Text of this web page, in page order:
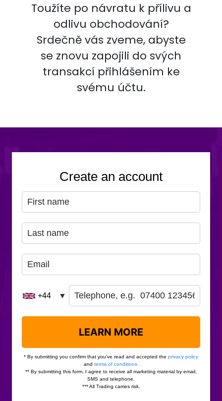
Toužíte po návratu k přílivu a
odlivu obchodování?
Srdečně vás zveme, abyste
se znovu zapojili do svých
transakcí přihlášením ke
svému účtu.